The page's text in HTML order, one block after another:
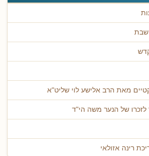
שבת
מאת הרב אלישע לוי שליט"א
של הנער משה הי"ד
רינה אזולאי